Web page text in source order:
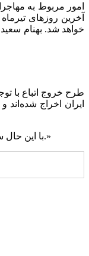
امور مربوط به
خواهد شد. بهنام
با این حال سرعت خروج اتباع از مدتی قبل کاهش پیدا کرده است. یار احمدی تاکید می‌کند: «در یک روز ۲۹ هزار نفر خروج از کشور داشتیم که نقطه اوج بود و الان این عدد به ۱۳ هزار نفر رسیده است.»